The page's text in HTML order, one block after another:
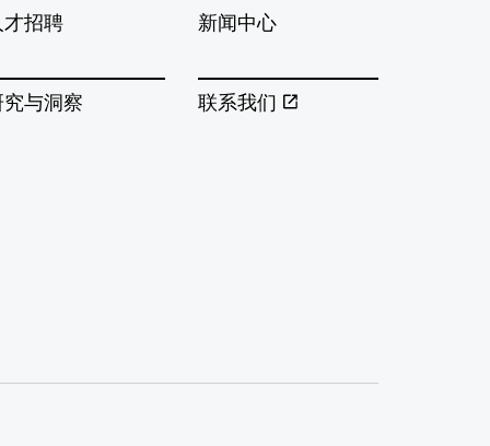
才招聘
与洞察
新闻中心
联系我们